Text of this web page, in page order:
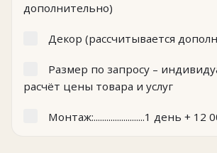
дополнительно)
Декор (рассчитывается
Размер по запросу –
расчёт цены товара и услуг
Монтаж:........................1 день + 12